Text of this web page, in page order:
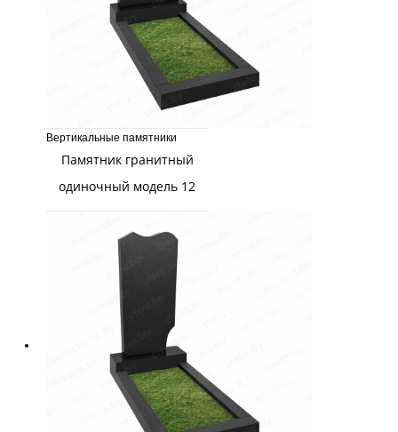
Вертикальные памятники
Памятник гранитный
одиночный модель 12